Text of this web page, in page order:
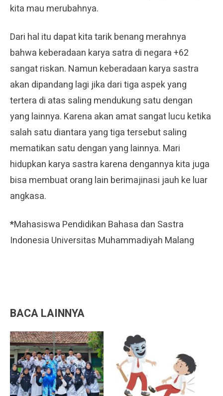
kita mau merubahnya.
Dari hal itu dapat kita tarik benang merahnya
bahwa keberadaan karya satra di negara +62
sangat riskan. Namun keberadaan karya sastra
akan dipandang lagi jika dari tiga aspek yang
tertera di atas saling mendukung satu dengan
yang lainnya. Karena akan amat sangat lucu ketika
salah satu diantara yang tiga tersebut saling
mematikan satu dengan yang lainnya. Mari
hidupkan karya sastra karena dengannya kita juga
bisa membuat orang lain berimajinasi jauh ke luar
angkasa.
*Mahasiswa Pendidikan Bahasa dan Sastra
Indonesia Universitas Muhammadiyah Malang
BACA LAINNYA